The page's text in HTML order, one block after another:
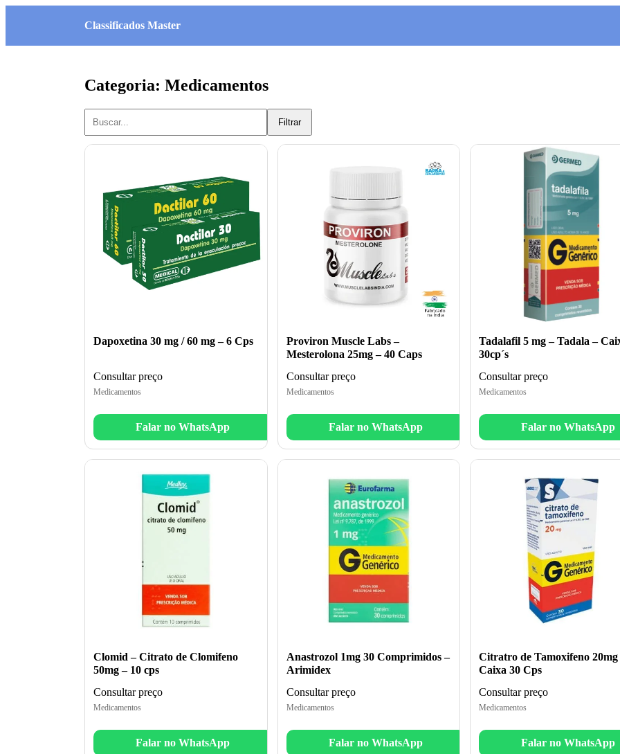
Classificados Master
Categoria: Medicamentos
Filtrar
Dapoxetina 30 mg / 60 mg – 6 Cps
Consultar preço
Medicamentos
Falar no WhatsApp
Proviron Muscle Labs –
Mesterolona 25mg – 40 Caps
Consultar preço
Medicamentos
Falar no WhatsApp
Tadalafil 5 mg – Tadala –
30cp´s
Consultar preço
Medicamentos
Falar no WhatsApp
Clomid – Citrato de Clomifeno
50mg – 10 cps
Consultar preço
Medicamentos
Falar no WhatsApp
Anastrozol 1mg 30 Comprimidos –
Arimidex
Consultar preço
Medicamentos
Falar no WhatsApp
Citratro de Tamoxifeno 20mg
Caixa 30 Cps
Consultar preço
Medicamentos
Falar no WhatsApp